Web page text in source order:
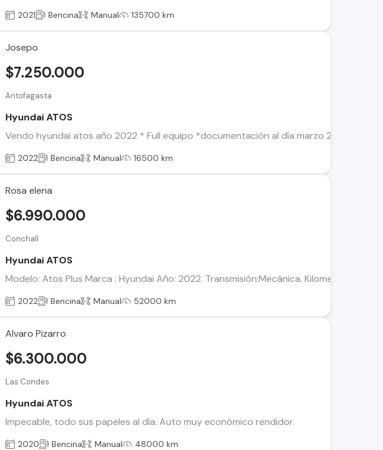
2021 Bencina Manual 135700 km
Josepo
Antofagasta
Hyundai ATOS
Vendo hyundai atos año 2022 * Full equipo *documentación al día marzo 2024
$7.250.000
2022 Bencina Manual 16500 km
Rosa elena
Conchalí
Hyundai ATOS
Modelo: Atos Plus Marca : Hyundai Año: 2022. Transmisión:Mecánica. Kilometraje
$6.990.000
2022 Bencina Manual 52000 km
Alvaro Pizarro
Las Condes
Hyundai ATOS
Impecable, todo sus papeles al día. Auto muy económico rendidor.
$6.300.000
2020 Bencina Manual 48000 km